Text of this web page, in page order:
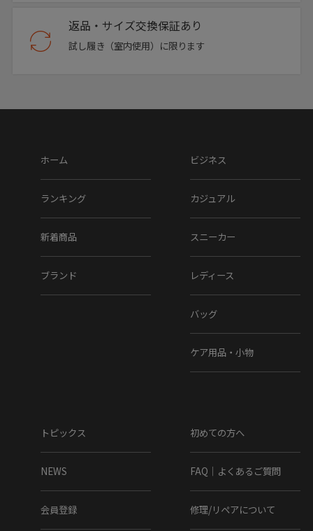
返品・サイズ交換保証あり
試し履き（室内使用）に限ります
ホーム
ランキング
新着商品
ブランド
ビジネス
カジュアル
スニーカー
レディース
バッグ
ケア用品・小物
トピックス
NEWS
会員登録
初めての方へ
FAQ｜よくあるご質問
修理/リペアについて